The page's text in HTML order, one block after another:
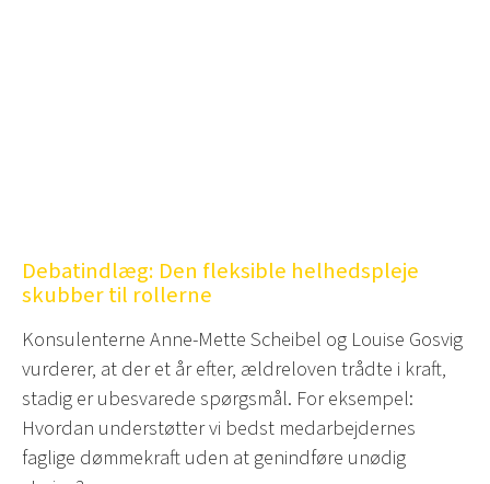
Debatindlæg: Den fleksible helhedspleje
skubber til rollerne
Konsulenterne Anne-Mette Scheibel og Louise Gosvig
vurderer, at der et år efter, ældreloven trådte i kraft,
stadig er ubesvarede spørgsmål. For eksempel:
Hvordan understøtter vi bedst medarbejdernes
faglige dømmekraft uden at genindføre unødig